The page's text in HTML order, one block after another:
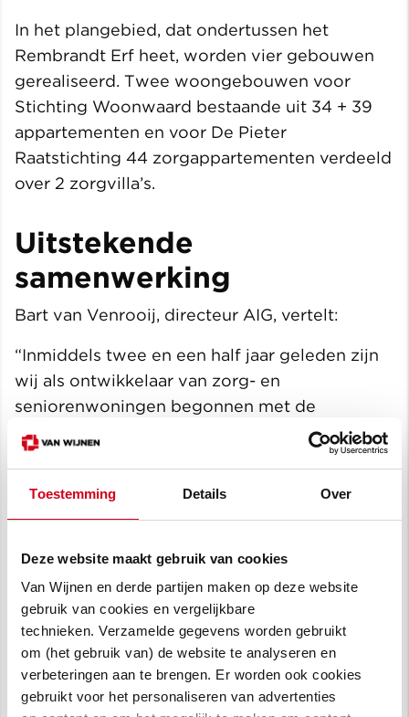
Toestemming Details Over
Deze website maakt gebruik van cookies
Van Wijnen en derde partijen maken op deze website
gebruik van cookies en vergelijkbare
technieken. Verzamelde gegevens worden gebruikt
om (het gebruik van) de website te analyseren en
verbeteringen aan te brengen. Er worden ook cookies
gebruikt voor het personaliseren van advertenties
In het plangebied, dat ondertussen het
Rembrandt Erf heet, worden vier gebouwen
gerealiseerd. Twee woongebouwen voor
Stichting Woonwaard bestaande uit 34 + 39
appartementen en voor De Pieter
Raatstichting 44 zorgappartementen verdeeld
over 2 zorgvilla’s.
Uitstekende
samenwerking
Bart van Venrooij, directeur AIG, vertelt:
“Inmiddels twee en een half jaar geleden zijn
wij als ontwikkelaar van zorg- en
seniorenwoningen begonnen met de
herontwikkeling van Hugo-Oord. Wij kunnen
terugkijken op een uitstekende samenwerking
bijzonder dat ook met de realisatie van het
laatste onderdeel van deze locatie met dank
aan meedenken van alle genoemde partijen
binnenkort wordt begonnen.”
Goede mix van woningen